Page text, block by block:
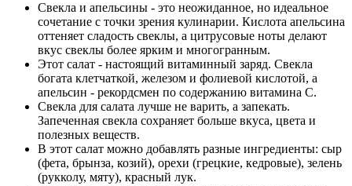
Свекла и апельсины - это неожиданное, но идеальное
сочетание с точки зрения кулинарии. Кислота апельсина
оттеняет сладость свеклы, а цитрусовые ноты делают
вкус свеклы более ярким и многогранным.
Этот салат - настоящий витаминный заряд. Свекла
богата клетчаткой, железом и фолиевой кислотой, а
апельсин - рекордсмен по содержанию витамина С.
Свекла для салата лучше не варить, а запекать.
Запеченная свекла сохраняет больше вкуса, цвета и
полезных веществ.
В этот салат можно добавлять разные ингредиенты: сыр
(фета, брынза, козий), орехи (грецкие, кедровые), зелень
(рукколу, мяту), красный лук.